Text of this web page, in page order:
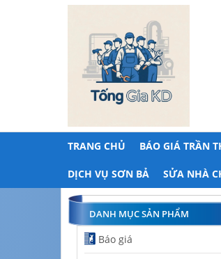
TRANG CHỦ BÁO GIÁ TRẦN
DỊCH VỤ SƠN BẢ SỬA NHÀ
DANH MỤC SẢN PHẨM
Báo giá